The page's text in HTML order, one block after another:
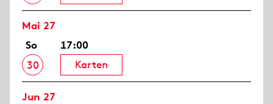
Mai 27
So
30
17:00
Karten
Jun 27